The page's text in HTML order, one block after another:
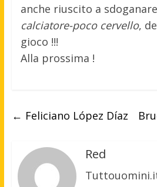
anche riuscito a
calciatore-poco cervello,
gioco !!!
Alla prossima !
← Feliciano López Díaz
Red